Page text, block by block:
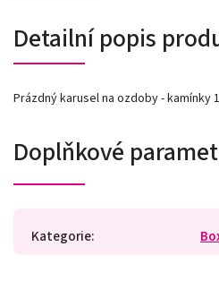
Detailní popis
Prázdný karusel na ozdoby - kamínky
Doplňkové
Kategorie: